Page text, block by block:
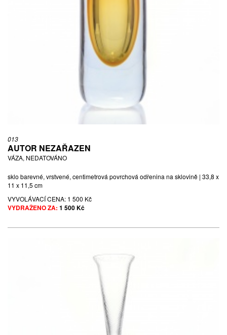
013
AUTOR NEZAŘAZEN
VÁZA, NEDATOVÁNO
sklo barevné, vrstvené, centimetrová povrchová odřenina na sklovině | 33,8 x
11 x 11,5 cm
VYVOLÁVACÍ CENA: 1 500 Kč
VYDRAŽENO ZA: 1 500 Kč